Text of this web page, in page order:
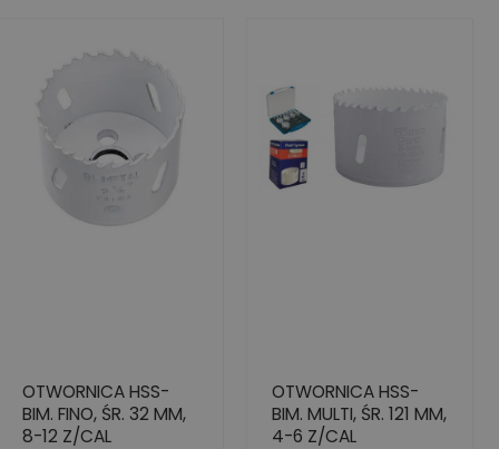
OTWORNICA HSS-
BIM. FINO, ŚR. 32 MM,
8-12 Z/CAL
OTWORNICA HSS-
BIM. MULTI, ŚR. 121 MM,
4-6 Z/CAL